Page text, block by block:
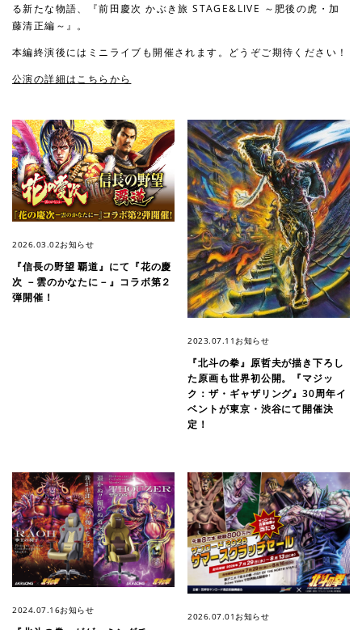
る新たな物語、『前田慶次 かぶき旅 STAGE&LIVE ～肥後の虎・加
藤清正編～』。
本編終演後にはミニライブも開催されます。どうぞご期待ください！
公演の詳細はこちらから
2026.03.02お知らせ
『信長の野望 覇道』にて『花の慶
次 －雲のかなたに－』コラボ第２
弾開催！
2023.07.11 お知らせ
『北斗の拳』原哲夫が描き下ろし
た原画も世界初公開。『マジッ
ク：ザ・ギャザリング』30周年イ
ベントが東京・渋谷にて開催決
定！
2024.07.16お知らせ
2026.07.01お知らせ